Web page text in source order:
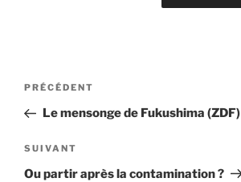
Navigation
l’article
Article
précédent
PRÉCÉDENT
Le mensonge de Fukushima (ZDF)
Article
suivant
SUIVANT
Ou partir après la contamination ?